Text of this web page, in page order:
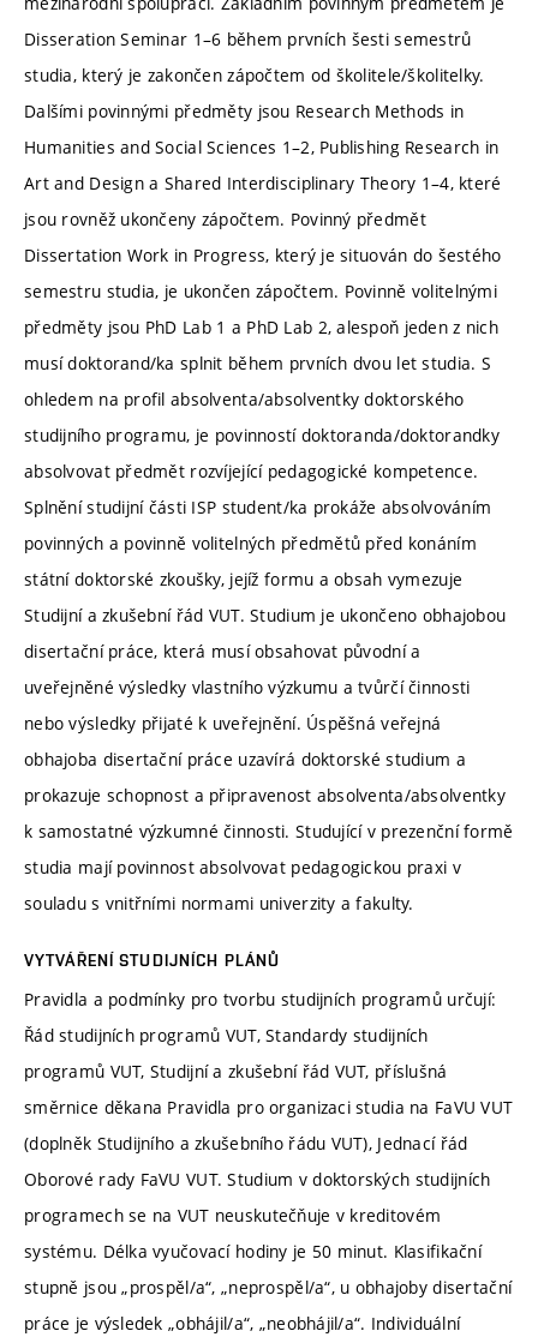
Disseration Seminar 1–6 během prvních šesti semestrů
studia, který je zakončen zápočtem od školitele/školitelky.
Dalšími povinnými předměty jsou Research Methods in
Humanities and Social Sciences 1–2, Publishing Research in
Art and Design a Shared Interdisciplinary Theory 1–4, které
jsou rovněž ukončeny zápočtem. Povinný předmět
Dissertation Work in Progress, který je situován do šestého
semestru studia, je ukončen zápočtem. Povinně volitelnými
předměty jsou PhD Lab 1 a PhD Lab 2, alespoň jeden z nich
musí doktorand/ka splnit během prvních dvou let studia. S
ohledem na profil absolventa/absolventky doktorského
studijního programu, je povinností doktoranda/doktorandky
absolvovat předmět rozvíjející pedagogické kompetence.
Splnění studijní části ISP student/ka prokáže absolvováním
povinných a povinně volitelných předmětů před konáním
státní doktorské zkoušky, jejíž formu a obsah vymezuje
Studijní a zkušební řád VUT. Studium je ukončeno obhajobou
disertační práce, která musí obsahovat původní a
uveřejněné výsledky vlastního výzkumu a tvůrčí činnosti
nebo výsledky přijaté k uveřejnění. Úspěšná veřejná
obhajoba disertační práce uzavírá doktorské studium a
prokazuje schopnost a připravenost absolventa/absolventky
k samostatné výzkumné činnosti. Studující v prezenční formě
studia mají povinnost absolvovat pedagogickou praxi v
souladu s vnitřními normami univerzity a fakulty.
VYTVÁŘENÍ STUDIJNÍCH PLÁNŮ
Pravidla a podmínky pro tvorbu studijních programů určují:
Řád studijních programů VUT, Standardy studijních
programů VUT, Studijní a zkušební řád VUT, příslušná
směrnice děkana Pravidla pro organizaci studia na FaVU VUT
(doplněk Studijního a zkušebního řádu VUT), Jednací řád
Oborové rady FaVU VUT. Studium v doktorských studijních
programech se na VUT neuskutečňuje v kreditovém
systému. Délka vyučovací hodiny je 50 minut. Klasifikační
stupně jsou „prospěl/a“, „neprospěl/a“, u obhajoby disertační
práce je výsledek „obhájil/a“, „neobhájil/a“. Individuální